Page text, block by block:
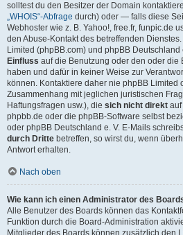
solltest du den Besitzer der Domain
„WHOIS“-Abfrage durch) oder — falls diese
Webhoster wie z. B. Yahoo!, free.fr, funpic.de
den Abuse-Kontakt des betreffenden
Limited (phpBB.com) und phpBB Deutschland
Einfluss auf die Benutzung oder den oder die
haben und dafür in keiner Weise zur
können. Kontaktiere daher nie phpBB Limited
Zusammenhang mit jeglichen juristischen
Haftungsfragen usw.), die sich nicht direkt
phpbb.de oder die phpBB-Software selbst
oder phpBB Deutschland e. V. E-Mails
durch Dritte betreffen, so wirst du, wenn
Antwort erhalten.
Nach oben
Wie kann ich einen Administrator des
Alle Benutzer des Boards können das
Funktion durch die Board-Administration
Mitglieder des Boards können zusätzlich den